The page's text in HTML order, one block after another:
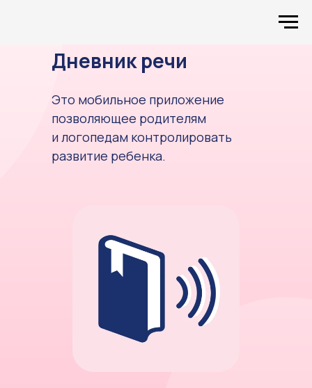
Дневник речи
Это мобильное приложение
позволяющее родителям
и логопедам контролировать
развитие ребенка.